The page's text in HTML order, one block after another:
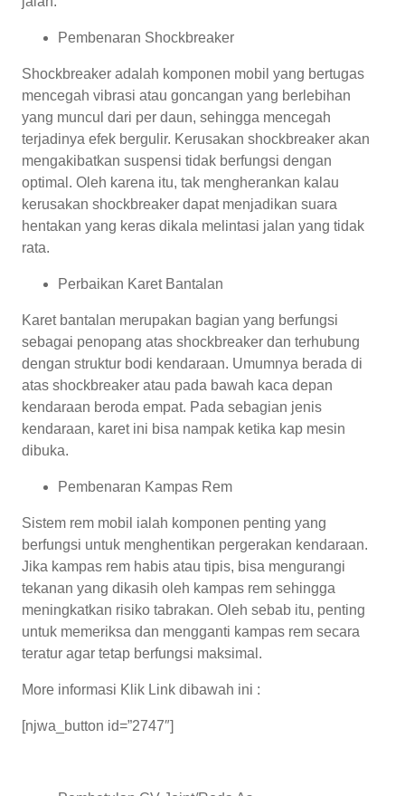
Pembenaran Shockbreaker
Shockbreaker adalah komponen mobil yang bertugas
mencegah vibrasi atau goncangan yang berlebihan
yang muncul dari per daun, sehingga mencegah
terjadinya efek bergulir. Kerusakan shockbreaker akan
mengakibatkan suspensi tidak berfungsi dengan
optimal. Oleh karena itu, tak mengherankan kalau
kerusakan shockbreaker dapat menjadikan suara
hentakan yang keras dikala melintasi jalan yang tidak
rata.
Perbaikan Karet Bantalan
Karet bantalan merupakan bagian yang berfungsi
sebagai penopang atas shockbreaker dan terhubung
dengan struktur bodi kendaraan. Umumnya berada di
atas shockbreaker atau pada bawah kaca depan
kendaraan beroda empat. Pada sebagian jenis
kendaraan, karet ini bisa nampak ketika kap mesin
dibuka.
Pembenaran Kampas Rem
Sistem rem mobil ialah komponen penting yang
berfungsi untuk menghentikan pergerakan kendaraan.
Jika kampas rem habis atau tipis, bisa mengurangi
tekanan yang dikasih oleh kampas rem sehingga
meningkatkan risiko tabrakan. Oleh sebab itu, penting
untuk memeriksa dan mengganti kampas rem secara
teratur agar tetap berfungsi maksimal.
More informasi Klik Link dibawah ini :
[njwa_button id=”2747″]